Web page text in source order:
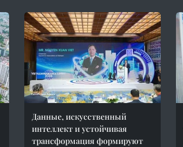
Данные, искусственный
интеллект и устойчивая
трансформация формируют